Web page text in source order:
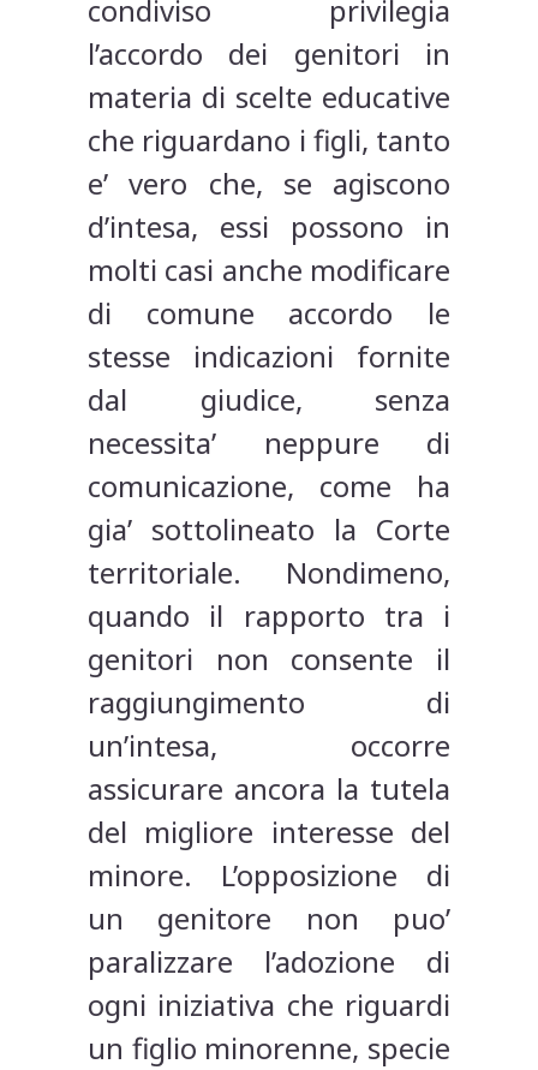
condiviso privilegia
l’accordo dei genitori in
materia di scelte educative
che riguardano i figli, tanto
e’ vero che, se agiscono
d’intesa, essi possono in
molti casi anche modificare
di comune accordo le
stesse indicazioni fornite
dal giudice, senza
necessita’ neppure di
comunicazione, come ha
gia’ sottolineato la Corte
territoriale. Nondimeno,
quando il rapporto tra i
genitori non consente il
raggiungimento di
un’intesa, occorre
assicurare ancora la tutela
del migliore interesse del
minore. L’opposizione di
un genitore non puo’
paralizzare l’adozione di
ogni iniziativa che riguardi
un figlio minorenne, specie